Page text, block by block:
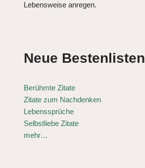
Lebensweise anregen.
Neue Bestenlisten
Berühmte Zitate
Zitate zum Nachdenken
Lebenssprüche
Selbstliebe Zitate
mehr…